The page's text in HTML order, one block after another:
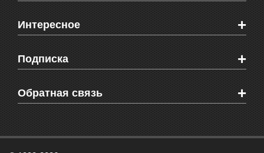
Новости Феодосии
Новости Крыма
Мировые новости
Объявления
Здоровье
СМС мнения читателей
Интересное +
Видео о Феодосии
Веб-камеры Феодосии
Блоги феодосийцев
Школы Феодосии
Подписка +
Печатная версия газеты "Кафа"
RSS
Обратная связь +
Рекламодателям
Контактная информация